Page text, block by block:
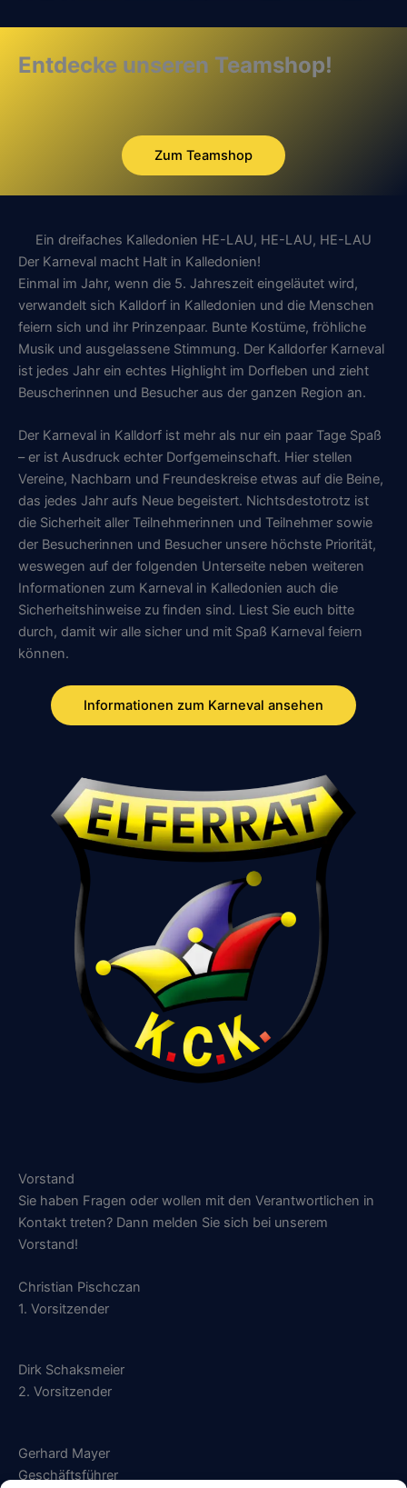
Entdecke unseren Teamshop!
Zum Teamshop
Ein dreifaches Kalledonien HE-LAU, HE-LAU, HE-LAU
Der Karneval macht Halt in Kalledonien!
Einmal im Jahr, wenn die 5. Jahreszeit eingeläutet wird,
verwandelt sich Kalldorf in Kalledonien und die Menschen
feiern sich und ihr Prinzenpaar. Bunte Kostüme, fröhliche
Musik und ausgelassene Stimmung. Der Kalldorfer Karneval
ist jedes Jahr ein echtes Highlight im Dorfleben und zieht
Beuscherinnen und Besucher aus der ganzen Region an.
Der Karneval in Kalldorf ist mehr als nur ein paar Tage Spaß
– er ist Ausdruck echter Dorfgemeinschaft. Hier stellen
Vereine, Nachbarn und Freundeskreise etwas auf die Beine,
das jedes Jahr aufs Neue begeistert. Nichtsdestotrotz ist
die Sicherheit aller Teilnehmerinnen und Teilnehmer sowie
der Besucherinnen und Besucher unsere höchste Priorität,
weswegen auf der folgenden Unterseite neben weiteren
Informationen zum Karneval in Kalledonien auch die
Sicherheitshinweise zu finden sind. Liest Sie euch bitte
durch, damit wir alle sicher und mit Spaß Karneval feiern
können.
Informationen zum Karneval ansehen
Vorstand
Sie haben Fragen oder wollen mit den Verantwortlichen in
Kontakt treten? Dann melden Sie sich bei unserem
Vorstand!
Christian Pischczan
1. Vorsitzender
Dirk Schaksmeier
2. Vorsitzender
Gerhard Mayer
Geschäftsführer